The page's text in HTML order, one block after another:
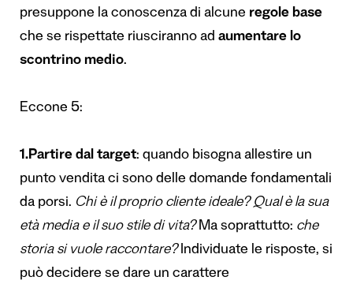
presuppone la conoscenza di alcune regole base
che se rispettate riusciranno ad aumentare lo
scontrino medio.
Eccone 5:
1.Partire dal target: quando bisogna allestire un
punto vendita ci sono delle domande fondamentali
da porsi. Chi è il proprio cliente ideale? Qualè la sua
età media e il suo stile di vita?Ma soprattutto: che
storia si vuole raccontare?Individuate le risposte, si
può decidere se dare un carattere